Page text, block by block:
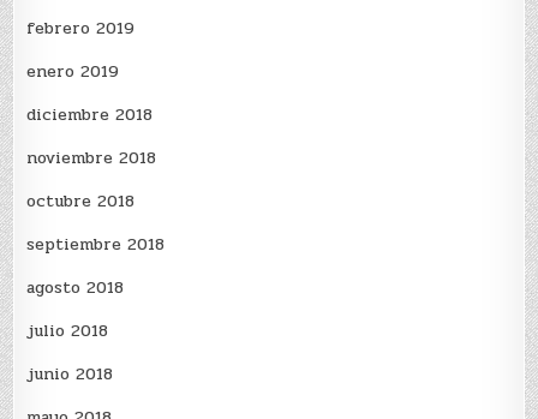
febrero 2019
enero 2019
diciembre 2018
noviembre 2018
octubre 2018
septiembre 2018
agosto 2018
julio 2018
junio 2018